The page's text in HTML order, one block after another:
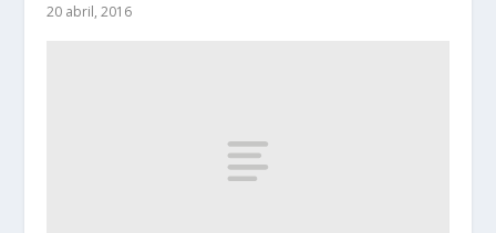
20 abril, 2016